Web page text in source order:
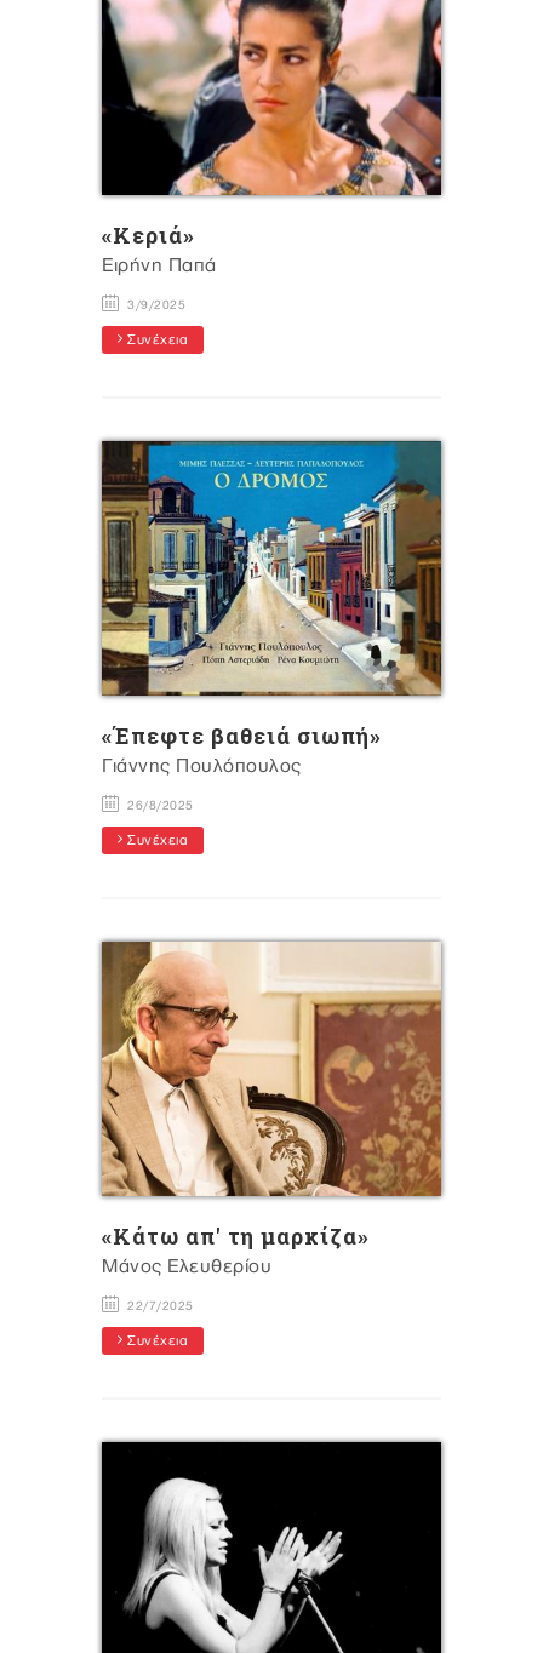
«Κεριά»
Ειρήνη Παπά
3/9/2025
Συνέχεια
«Έπεφτε βαθειά σιωπή»
Γιάννης Πουλόπουλος
26/8/2025
Συνέχεια
«Kάτω απ' τη μαρκίζα»
Μάνος Ελευθερίου
22/7/2025
Συνέχεια